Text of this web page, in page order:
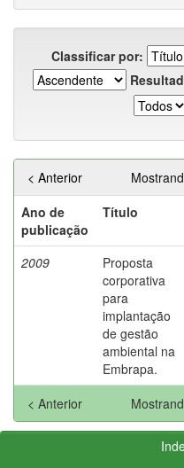
Classificar por:
< Anterior
Ano de
publicação
Título
2009
Proposta
corporativa
para
implantação
de gestão
ambiental na
Embrapa.
< Anterior